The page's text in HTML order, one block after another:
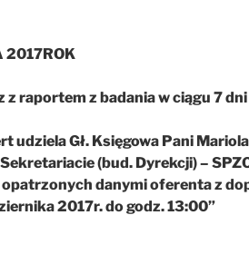
2017ROK
raportem z badania w ciągu 7
udziela Gł. Księgowa Pani
(bud. Dyrekcji) –
danymi oferenta z
2017r. do godz. 13:00”